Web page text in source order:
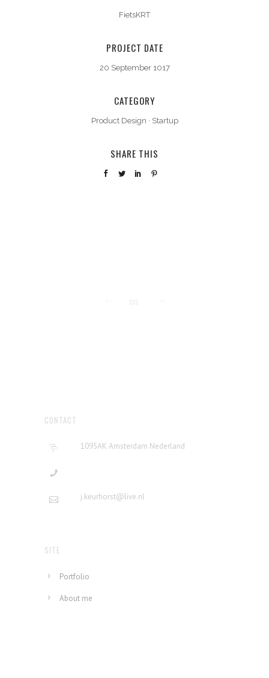
FietsKRT
PROJECT DATE
20 September 1017
CATEGORY
Product Design · Startup
SHARE THIS
CONTACT
1095AK Amsterdam Nederland
j.keurhorst@live.nl
SITE
Portfolio
About me